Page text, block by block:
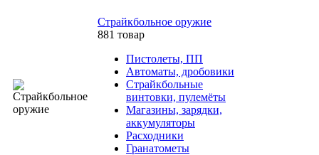
Страйкбольное оружие
881 товар
Пистолеты, ПП
Автоматы, дробовики
Страйкбольные
винтовки, пулемёты
Магазины, зарядки,
аккумуляторы
Расходники
Гранатометы